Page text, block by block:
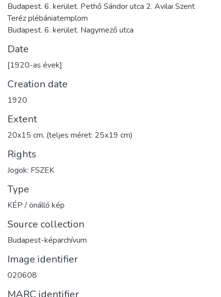
Budapest. 6. kerület. Pethő Sándor utca 2. Avilai Szent
Teréz plébániatemplom
Budapest. 6. kerület. Nagymező utca
Date
[1920-as évek]
Creation date
1920
Extent
20x15 cm, (teljes méret: 25x19 cm)
Rights
Jogok: FSZEK
Type
KÉP / önálló kép
Source collection
Budapest-képarchívum
Image identifier
020608
MARC identifier